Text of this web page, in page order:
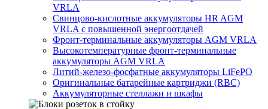
VRLA
Свинцово-кислотные аккумуляторы HR AGM
VRLA с повышенной энергоотдачей
Фронт-терминальные аккумуляторы AGM VRLA
Высокотемпературные фронт-терминальные
аккумуляторы AGM VRLA
Литий-железо-фосфатные аккумуляторы LiFePO
Оригинальные батарейные картриджи (RBC)
Аккумуляторные стеллажи и шкафы